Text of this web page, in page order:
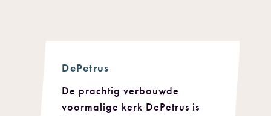
DePetrus
De prachtig verbouwde
voormalige kerk DePetrus is